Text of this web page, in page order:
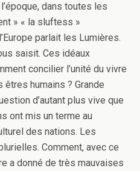
dans toutes les
» « la sluftess »
parlait les Lumières.
saisit. Ces idéaux
concilier l’unité du vivre
humains ? Grande
d’autant plus vive que
ont mis un terme au
des nations. Les
Comment, avec ce
a donné de très mauvaises